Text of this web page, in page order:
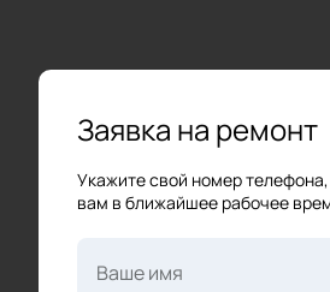
Заявка на ремонт
Укажите свой номер
вам в ближайшее рабочее
Ваше имя